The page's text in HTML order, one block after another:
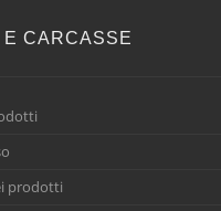
CARCASSE
prodotti